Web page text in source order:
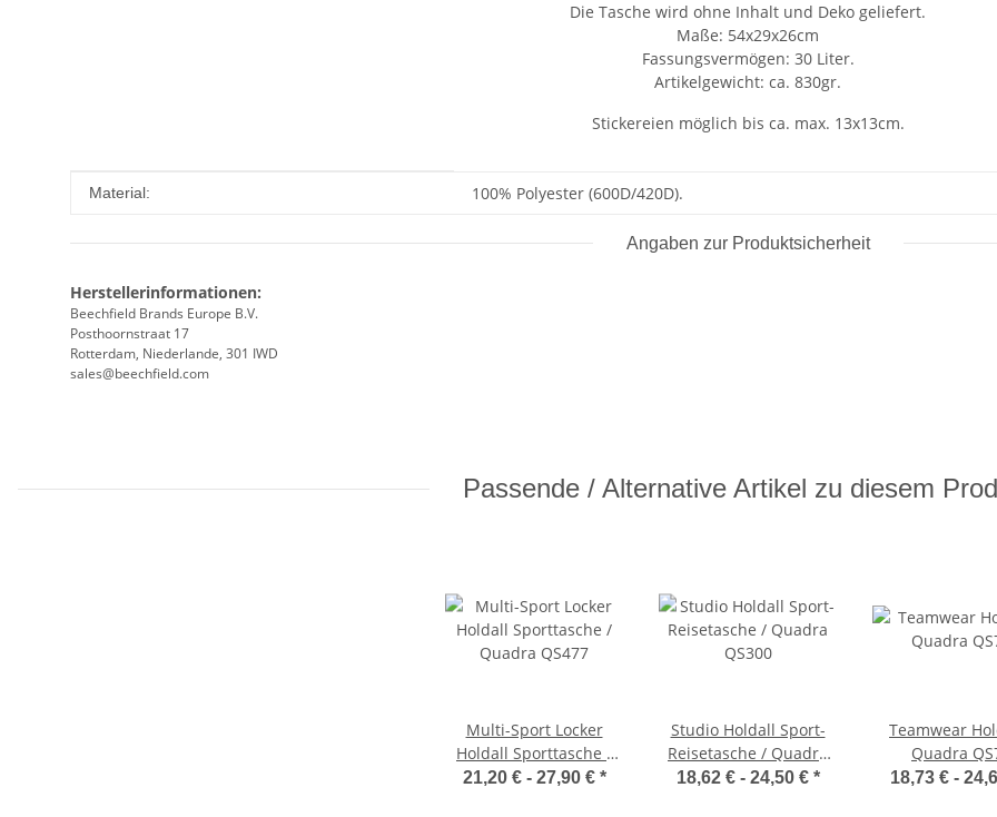
Die Tasche wird ohne Inhalt und Deko geliefert.
Maße: 54x29x26cm
Fassungsvermögen: 30 Liter.
Artikelgewicht: ca. 830gr.
Stickereien möglich bis ca. max. 13x13cm.
Produkteigenschaft
Wert
Material: 100% Polyester (600D/420D).
Angaben zur Produktsicherheit
Herstellerinformationen:
Beechfield Brands Europe B.V.
Posthoornstraat 17
Rotterdam, Niederlande, 301 IWD
sales@beechfield.com
Passende / Alternative Artikel zu diesem
Multi-Sport Locker
Holdall Sporttasche /
Quadra QS477
21,20 € - 27,90 € *
Studio Holdall Sport-
Reisetasche / Quadra
QS300
18,62 € - 24,50 € *
Teamwear
Quadra
18,73 € -